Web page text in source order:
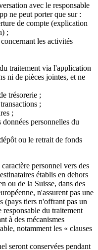
avec le responsable
ne peut porter que sur :
de compte (explication
;
les activités
traitement via l'application
ni de pièces jointes, et ne
trésorerie ;
;
;
personnelles du
ou le retrait de fonds
personnel vers des
établis en dehors
ou de la Suisse, dans des
n'assurent pas une
(pays tiers n'offrant pas un
du traitement
à des mécanismes
notamment les « clauses
seront conservées pendant